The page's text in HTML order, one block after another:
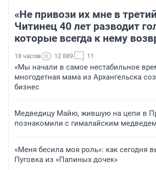
«Не привози их мне в
Читинец 40 лет разводит
которые всегда к нему
18 часов 12 889 11
«Мы начали в самое нестабильное
многодетная мама из Архангельска
бизнес
Медведицу Майю, жившую на цепи в
познакомили с гималайским
«Меня бесила моя роль»: как сегодня
Пуговка из «Папиных дочек»